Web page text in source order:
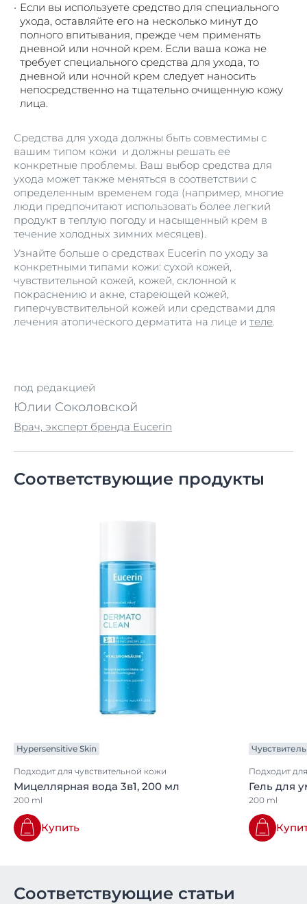
Если вы используете средство для специального
ухода, оставляйте его на несколько минут до
полного впитывания, прежде чем применять
дневной или ночной крем. Если ваша кожа не
требует специального средства для ухода, то
дневной или ночной крем следует наносить
непосредственно на тщательно очищенную кожу
лица.
Средства для ухода должны быть совместимы с
вашим типом кожи и должны решать ее
конкретные проблемы. Ваш выбор средства для
ухода может также меняться в соответствии с
определенным временем года (например, многие
люди предпочитают использовать более легкий
продукт в теплую погоду и насыщенный крем в
течение холодных зимних месяцев).
Узнайте больше о средствах Eucerin по уходу за
конкретными типами кожи: сухой кожей,
чувствительной кожей, кожей, склонной к
покраснению и акне, стареющей кожей,
гиперчувствительной кожей или средствами для
лечения атопического дерматита на лице и теле.
под редакцией
Юлии Соколовской
Врач, эксперт бренда Eucerin
Соответствующие продукты
Hypersensitive Skin
Подходит для чувствительной кожи
Мицеллярная вода 3в1, 200 мл
200 ml
Купить
Подходит
Гель для
200 ml
Соответствующие статьи